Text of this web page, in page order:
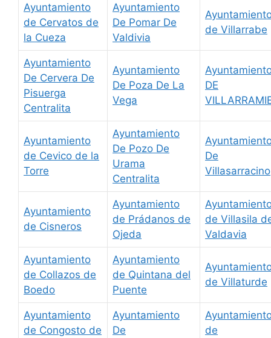
Ayuntamiento
de Cervatos de
la Cueza
Ayuntamiento
De Pomar De
Valdivia
de Villarrabe
Ayuntamiento
De Cervera De
Pisuerga
Centralita
Ayuntamiento
De Poza De La
Vega
DE
Ayuntamiento
de Cevico de la
Torre
Ayuntamiento
De Pozo De
Urama
Centralita
De
Villasarracino
Ayuntamiento
de Cisneros
Ayuntamiento
de Prádanos de
Ojeda
de Villasila
Valdavia
Ayuntamiento
de Collazos de
Boedo
Ayuntamiento
de Quintana del
Puente
de Villaturde
Ayuntamiento
de Congosto de
Ayuntamiento
De
de